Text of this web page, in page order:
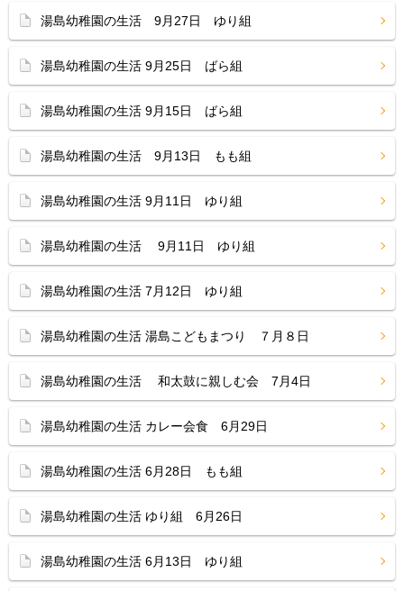
湯島幼稚園の生活 9月27日 ゆり組
湯島幼稚園の生活 9月25日 ばら組
湯島幼稚園の生活 9月15日 ばら組
湯島幼稚園の生活 9月13日 もも組
湯島幼稚園の生活 9月11日 ゆり組
湯島幼稚園の生活 9月11日 ゆり組
湯島幼稚園の生活 7月12日 ゆり組
湯島幼稚園の生活 湯島こどもまつり ７月８日
湯島幼稚園の生活 和太鼓に親しむ会 7月4日
湯島幼稚園の生活 カレー会食 6月29日
湯島幼稚園の生活 6月28日 もも組
湯島幼稚園の生活 ゆり組 6月26日
湯島幼稚園の生活 6月13日 ゆり組